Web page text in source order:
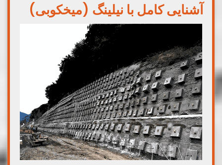
آشنایی کامل با نیلینگ (میخکوبی)